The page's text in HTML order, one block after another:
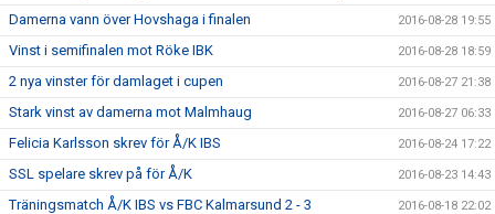
Damerna vann över Hovshaga i finalen 2016-08-28 19:55
Vinst i semifinalen mot Röke IBK 2016-08-28 18:59
2 nya vinster för damlaget i cupen 2016-08-27 21:38
Stark vinst av damerna mot Malmhaug 2016-08-27 06:33
Felicia Karlsson skrev för Å/K IBS 2016-08-24 17:22
SSL spelare skrev på för Å/K 2016-08-23 14:43
Träningsmatch Å/K IBS vs FBC Kalmarsund 2 - 3 2016-08-18 22:02